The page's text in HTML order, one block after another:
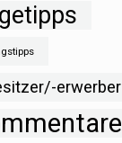
erwerber